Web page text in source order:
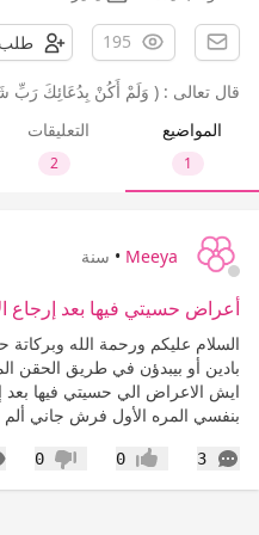
195
قال تعالى : ( وَلَمْ أَكُنْ بِدُعَائِكَ رَبِّ
المواضيع
1
التعليقات
2
Meeya
• سنة
أعراض حسيتي فيها بعد إرجاع
السلام عليكم ورحمة الله
بادين أو بيبدؤن في طريق الحقن
ايش الاعراض الي حسيتي فيها بعد
بنفسي المره الأول فرش جاني
3
التعليقات إعجاب0 عدم إعجاب
0